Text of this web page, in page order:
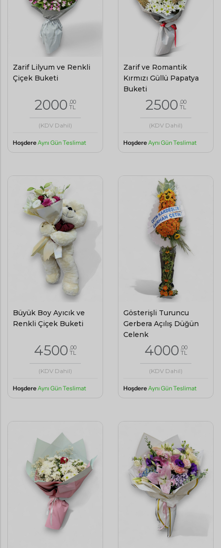
Zarif Lilyum ve Renkli
Çiçek Buketi
2000 ,00
TL
(KDV Dahil)
HoşdereAynı Gün Teslimat
Zarif ve Romantik
Kırmızı Güllü Papatya
Buketi
2500 ,00
TL
(KDV Dahil)
HoşdereAynı Gün Teslimat
Büyük Boy Ayıcık ve
Renkli Çiçek Buketi
4500 ,00
TL
(KDV Dahil)
HoşdereAynı Gün Teslimat
Gösterişli Turuncu
Gerbera Açılış Düğün
Çelenk
4000 ,00
TL
(KDV Dahil)
HoşdereAynı Gün Teslimat